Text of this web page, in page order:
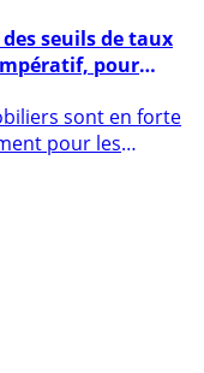
seuils de taux
pour
pour les